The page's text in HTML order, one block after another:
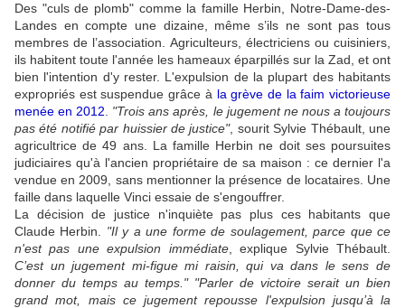
Des "culs de plomb" comme la famille Herbin, Notre-Dame-des-
Landes en compte une dizaine, même s’ils ne sont pas tous
membres de l’association. Agriculteurs, électriciens ou cuisiniers,
ils habitent toute l'année les hameaux éparpillés sur la Zad, et ont
bien l'intention d'y rester. L'expulsion de la plupart des habitants
expropriés est suspendue grâce à la grève de la faim victorieuse
menée en 2012
"Trois ans après, le jugement ne nous a toujours
pas été notifié par huissier de justice", sourit Sylvie Thébault, une
agricultrice de 49 ans. La famille Herbin ne doit ses poursuites
judiciaires qu'à l'ancien propriétaire de sa maison : ce dernier l'a
vendue en 2009, sans mentionner la présence de locataires. Une
faille dans laquelle Vinci essaie de s'engouffrer.
La décision de justice n'inquiète pas plus ces habitants que
Claude Herbin. "Il y a une forme de soulagement, parce que ce
n'est pas une expulsion immédiate, explique Sylvie Thébault.
C’est un jugement mi-figue mi raisin, qui va dans le sens de
donner du temps au temps." "Parler de victoire serait un bien
grand mot, mais ce jugement repousse l'expulsion jusqu’à la